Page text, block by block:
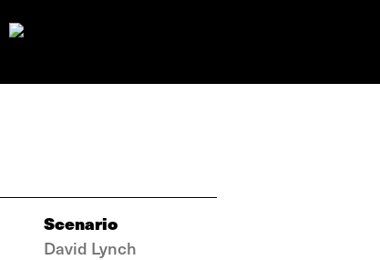
Scenario
David Lynch